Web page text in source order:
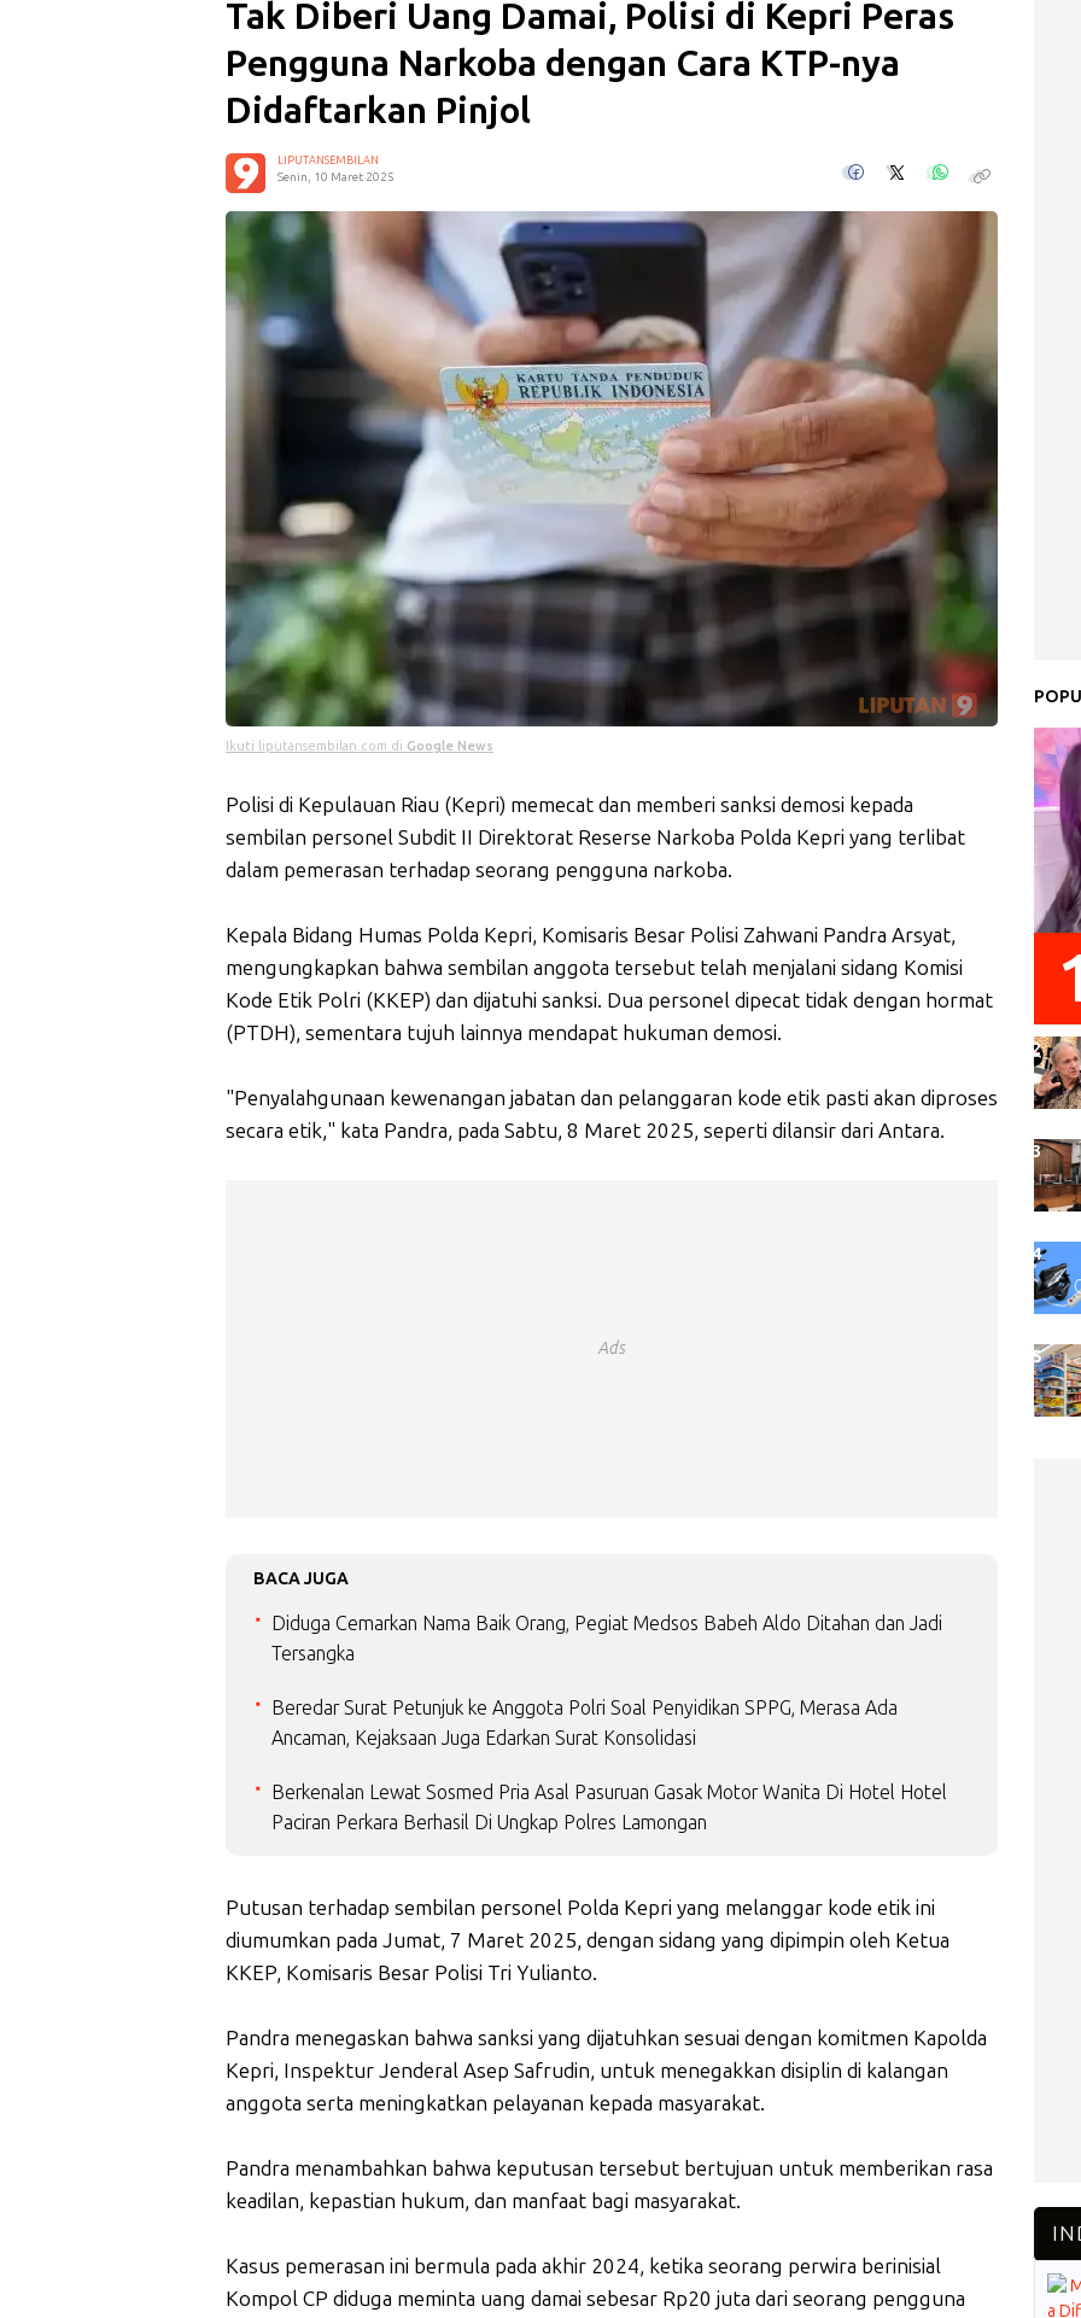
Tak Diberi Uang Damai, Polisi di Kepri Peras
Pengguna Narkoba dengan Cara KTP-nya
Didaftarkan Pinjol
LIPUTANSEMBILAN
Senin, 10 Maret 2025
Ikuti liputansembilan.com di Google News
Polisi di Kepulauan Riau (Kepri) memecat dan memberi sanksi demosi kepada
sembilan personel Subdit II Direktorat Reserse Narkoba Polda Kepri yang terlibat
dalam pemerasan terhadap seorang pengguna narkoba.
Kepala Bidang Humas Polda Kepri, Komisaris Besar Polisi Zahwani Pandra Arsyat,
mengungkapkan bahwa sembilan anggota tersebut telah menjalani sidang Komisi
Kode Etik Polri (KKEP) dan dijatuhi sanksi. Dua personel dipecat tidak dengan hormat
(PTDH), sementara tujuh lainnya mendapat hukuman demosi.
"Penyalahgunaan kewenangan jabatan dan pelanggaran kode etik pasti akan diproses
secara etik," kata Pandra, pada Sabtu, 8 Maret 2025, seperti dilansir dari Antara.
Ads
BACA JUGA
Diduga Cemarkan Nama Baik Orang, Pegiat Medsos Babeh Aldo Ditahan dan Jadi
Tersangka
Beredar Surat Petunjuk ke Anggota Polri Soal Penyidikan SPPG, Merasa Ada
Ancaman, Kejaksaan Juga Edarkan Surat Konsolidasi
Berkenalan Lewat Sosmed Pria Asal Pasuruan Gasak Motor Wanita Di Hotel Hotel
Paciran Perkara Berhasil Di Ungkap Polres Lamongan
Putusan terhadap sembilan personel Polda Kepri yang melanggar kode etik ini
diumumkan pada Jumat, 7 Maret 2025, dengan sidang yang dipimpin oleh Ketua
KKEP, Komisaris Besar Polisi Tri Yulianto.
Pandra menegaskan bahwa sanksi yang dijatuhkan sesuai dengan komitmen Kapolda
Kepri, Inspektur Jenderal Asep Safrudin, untuk menegakkan disiplin di kalangan
anggota serta meningkatkan pelayanan kepada masyarakat.
Pandra menambahkan bahwa keputusan tersebut bertujuan untuk memberikan rasa
keadilan, kepastian hukum, dan manfaat bagi masyarakat.
Kasus pemerasan ini bermula pada akhir 2024, ketika seorang perwira berinisial
Kompol CP diduga meminta uang damai sebesar Rp20 juta dari seorang pengguna